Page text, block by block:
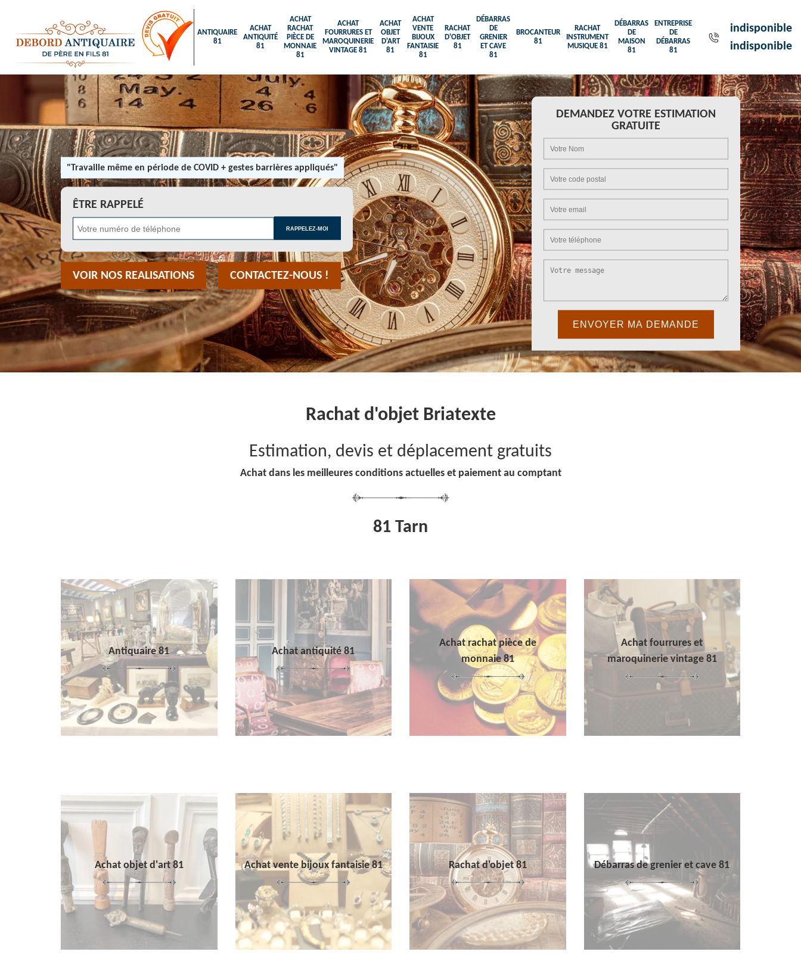
ANTIQUAIRE
81
ACHAT
ANTIQUITÉ
81
ACHAT
RACHAT
PIÈCE DE
MONNAIE
81
ACHAT
FOURRURES ET
MAROQUINERIE
VINTAGE 81
ACHAT
OBJET
D'ART
81
ACHAT
VENTE
BIJOUX
FANTAISIE
81
RACHAT
D'OBJET
81
DÉBARRAS
DE
GRENIER
ET CAVE
81
BROCANTEUR
81
RACHAT
INSTRUMENT
MUSIQUE 81
DÉBARRAS
DE
MAISON
81
ENTREPRISE
DE
DÉBARRAS
81
indisponible
indisponible
"Travaille même en période de COVID + gestes barrières appliqués"
ÊTRE RAPPELÉ
VOIR NOS REALISATIONS CONTACTEZ-NOUS !
DEMANDEZ VOTRE ESTIMATION
GRATUITE
Rachat d'objet Briatexte
Estimation, devis et déplacement gratuits
Achat dans les meilleures conditions actuelles et paiement au comptant
81 Tarn
Antiquaire 81 Achat antiquité 81
Achat rachat pièce de
monnaie 81
Achat fourrures et
maroquinerie vintage 81
Achat objet d'art 81 Achat vente bijoux fantaisie 81 Rachat d'objet 81 Débarras de grenier et cave 81